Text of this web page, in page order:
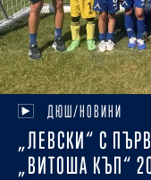
ДЮШ/НОВИНИ
„ЛЕВСКИ“ С
„ВИТОША КЪП“